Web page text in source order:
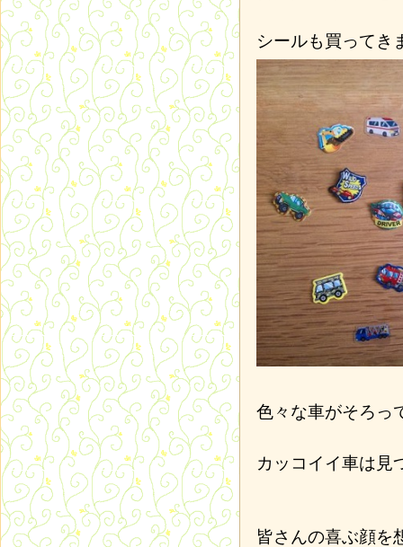
シールも買ってき
色々な車がそろっ
カッコイイ車は見
皆さんの喜ぶ顔を